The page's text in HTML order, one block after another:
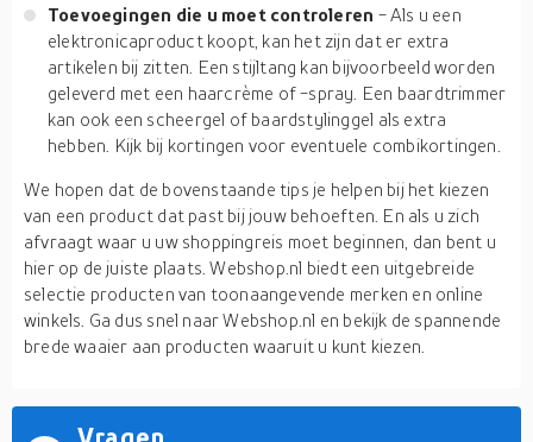
Toevoegingen die u moet controleren - Als u een
elektronicaproduct koopt, kan het zijn dat er extra
artikelen bij zitten. Een stijltang kan bijvoorbeeld worden
geleverd met een haarcrème of -spray. Een baardtrimmer
kan ook een scheergel of baardstylinggel als extra
hebben. Kijk bij kortingen voor eventuele combikortingen.
We hopen dat de bovenstaande tips je helpen bij het kiezen
van een product dat past bij jouw behoeften. En als u zich
afvraagt waar u uw shoppingreis moet beginnen, dan bent u
hier op de juiste plaats. Webshop.nl biedt een uitgebreide
selectie producten van toonaangevende merken en online
winkels. Ga dus snel naar Webshop.nl en bekijk de spannende
brede waaier aan producten waaruit u kunt kiezen.